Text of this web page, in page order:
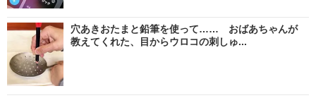
穴あきおたまと鉛筆を使って…… おばあちゃんが
教えてくれた、目からウロコの刺しゅ...